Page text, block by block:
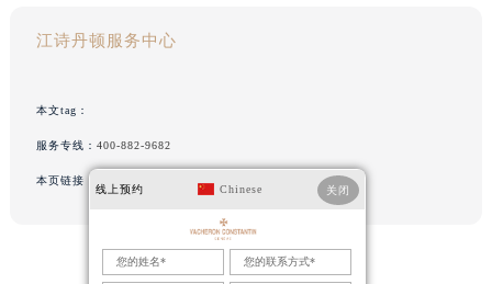
江诗丹顿服务中心
本文tag：
服务专线： 400-882-9682
本页链接： http://www.vacehron.cn/problem/2184.html
线上预约 Chinese 关闭